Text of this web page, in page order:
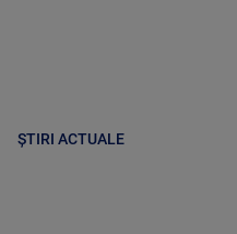
ȘTIRI ACTUALE